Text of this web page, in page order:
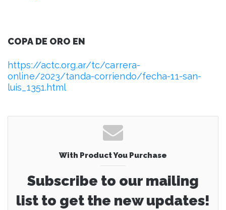
COPA DE ORO EN
https://actc.org.ar/tc/carrera-
online/2023/tanda-corriendo/fecha-11-san-
luis_1351.html
With Product You Purchase
Subscribe to our mailing
list to get the new updates!